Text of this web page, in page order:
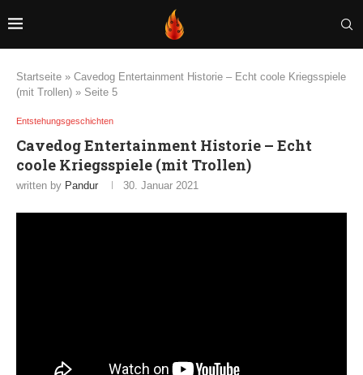
Startseite » Cavedog Entertainment Historie – Echt coole Kriegsspiele
(mit Trollen) » Seite 5
Entstehungsgeschichten
Cavedog Entertainment Historie – Echt
coole Kriegsspiele (mit Trollen)
written by Pandur 30. Januar 2021